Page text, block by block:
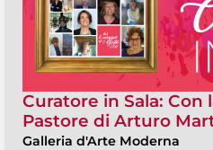
Curatore in Sala: Con
Pastore di Arturo
Galleria d'Arte Moderna